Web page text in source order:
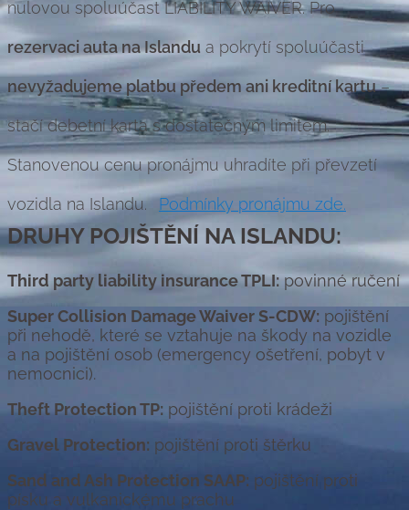
nulovou spoluúčast LIABILITY WAIVER. Pro
rezervaci auta na Islandu a pokrytí spoluúčasti
nevyžadujeme platbu předem ani kreditní kartu–
stačí debetní karta s dostatečným limitem.
Stanovenou cenu pronájmu uhradíte při převzetí
vozidla na Islandu. Podmínky pronájmu zde.
DRUHY POJIŠTĚNÍ NA ISLANDU:
Third party liability insurance TPLI:povinné ručení
Super Collision Damage Waiver S-CDW: pojištění
při nehodě, které se vztahuje na škody na vozidle
a na pojištění osob (emergency ošetření, pobyt v
nemocnici).
Theft Protection TP: pojištění proti krádeži
Gravel Protection: pojištění proti štěrku
Sand and Ash Protection SAAP: pojištění proti
písku a vulkanickému prachu